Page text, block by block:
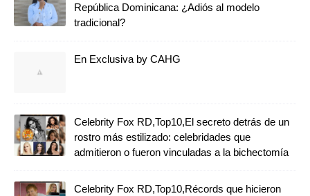
República Dominicana: ¿Adiós al modelo
tradicional?
En Exclusiva by CAHG
Celebrity Fox RD,Top10,El secreto detrás de un
rostro más estilizado: celebridades que
admitieron o fueron vinculadas a la bichectomía
Celebrity Fox RD,Top10,Récords que hicieron